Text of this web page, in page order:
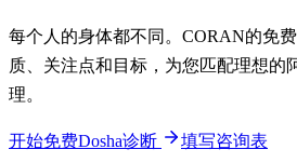
每个人的身体都不同。CORAN的免
质、关注点和目标，为您匹配理想的
理。
开始免费Dosha诊断 填写咨询表